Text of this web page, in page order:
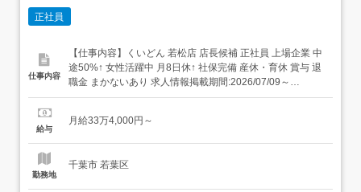
正社員
仕事内容
【仕事内容】くいどん 若松店 店長候補 正社員 上場企業 中
途50%↑ 女性活躍中 月8日休↑ 社保完備 産休・育休 賞与 退
職金 まかないあり 求人情報掲載期間:2026/07/09～
2026/08/13 求人情報 店舗の特徴 東証プライム・名証プレ
交 通 JR総武本線「都賀駅」より車8...
給与
月給33万4,000円～
勤務地
千葉市 若葉区